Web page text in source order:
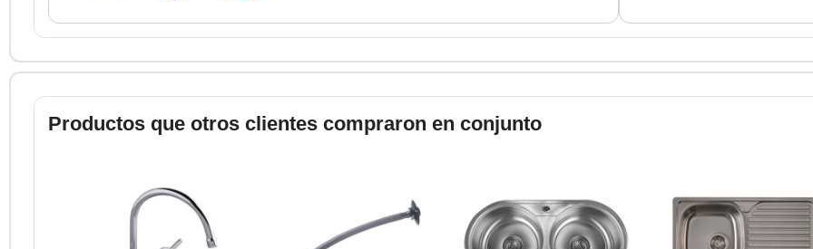
Productos que otros clientes compraron en conjunto